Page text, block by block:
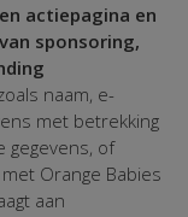
actiepagina en
sponsoring,
naam, e-
met betrekking
gegevens, of
Orange Babies
aan